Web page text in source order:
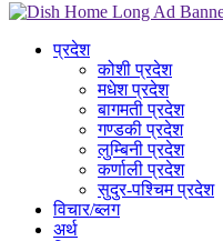
प्रदेश
कोशी प्रदेश
मधेश प्रदेश
बागमती प्रदेश
गण्डकी प्रदेश
लुम्बिनी प्रदेश
कर्णाली प्रदेश
सुदुर-पश्चिम प्रदेश
विचार/ब्लग
अर्थ